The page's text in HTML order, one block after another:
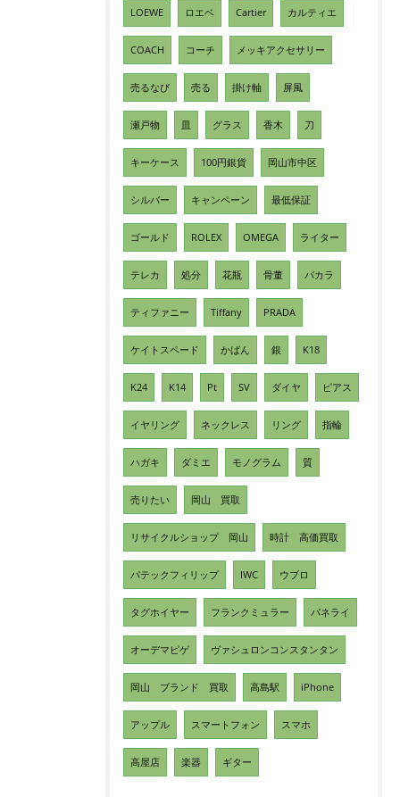
LOEWE ロエベ Cartier カルティエ
COACH コーチ メッキアクセサリー
売るなび 売る 掛け軸 屏風
瀬戸物 皿 グラス 香木 刀
キーケース 100円銀貨 岡山市中区
シルバー キャンペーン 最低保証
ゴールド ROLEX OMEGA ライター
テレカ 処分 花瓶 骨董 バカラ
ティファニー Tiffany PRADA
ケイトスペード かばん 銀 K18
K24 K14 Pt SV ダイヤ ピアス
イヤリング ネックレス リング 指輪
ハガキ ダミエ モノグラム 質
売りたい 岡山 買取
リサイクルショップ 岡山 時計 高価買取
パテックフィリップ IWC ウブロ
タグホイヤー フランクミュラー パネライ
オーデマピゲ ヴァシュロンコンスタンタン
岡山 ブランド 買取 高島駅 iPhone
アップル スマートフォン スマホ
高屋店 楽器 ギター